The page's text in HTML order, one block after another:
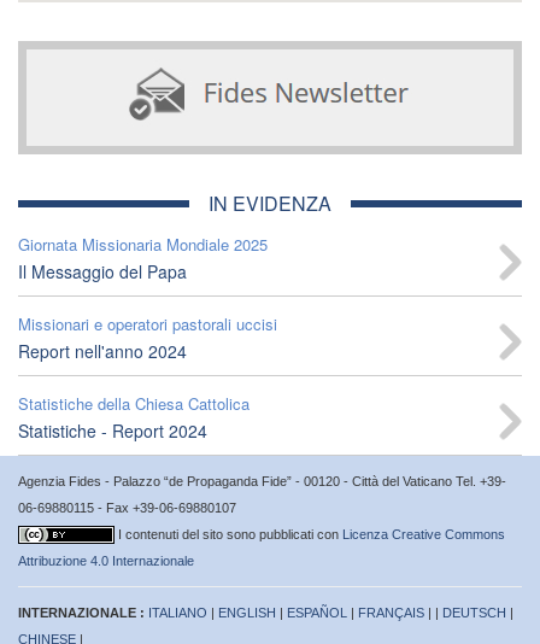
IN EVIDENZA
Giornata Missionaria Mondiale 2025
Il Messaggio del Papa
Missionari e operatori pastorali uccisi
Report nell'anno 2024
Statistiche della Chiesa Cattolica
Statistiche - Report 2024
Agenzia Fides - Palazzo “de Propaganda Fide” - 00120 - Città del Vaticano Tel. +39-
06-69880115 - Fax +39-06-69880107
I contenuti del sito sono pubblicati con Licenza Creative Commons
Attribuzione 4.0 Internazionale
INTERNAZIONALE : ITALIANO | ENGLISH | ESPAÑOL | FRANÇAIS | | DEUTSCH |
CHINESE |